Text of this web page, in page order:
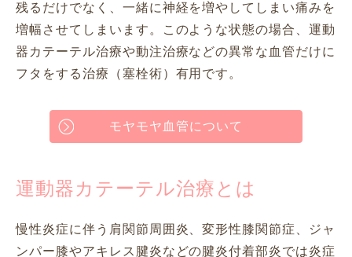
残るだけでなく、一緒に神経を増やしてしまい痛みを
増幅させてしまいます。このような状態の場合、運動
器カテーテル治療や動注治療などの異常な血管だけに
フタをする治療（塞栓術）有用です。
モヤモヤ血管について
運動器カテーテル治療とは
慢性炎症に伴う肩関節周囲炎、変形性膝関節症、ジャ
ンパー膝やアキレス腱炎などの腱炎付着部炎では炎症